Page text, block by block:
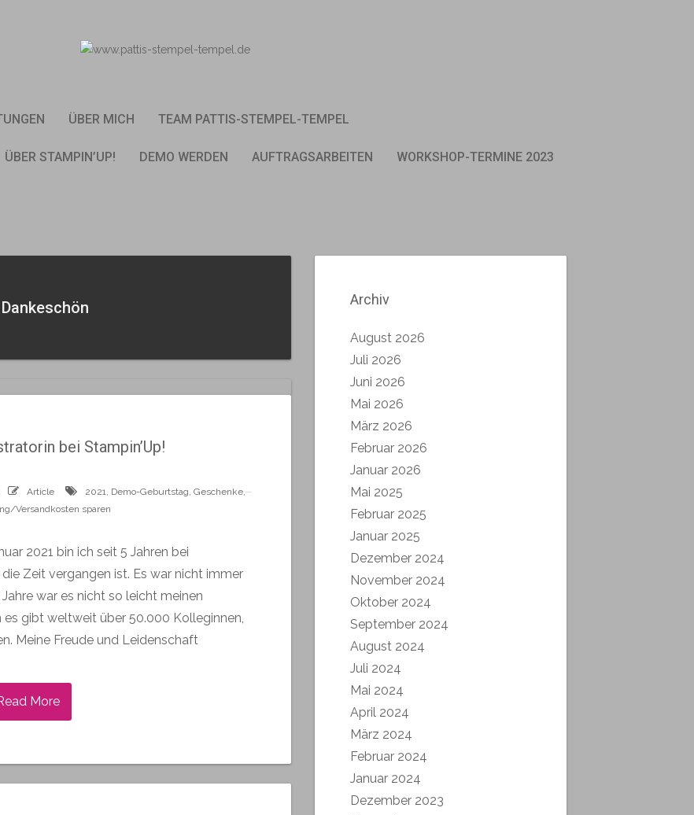
ÜBER MICH TEAM PATTIS-STEMPEL-TEMPEL
ÜBER STAMPIN’UP! DEMO WERDEN AUFTRAGSARBEITEN WORKSHOP-TERMINE 2023
bei Stampin’Up!
Article 2021, Demo-Geburtstag, Geschenke,
Versandkosten sparen
2021 bin ich seit 5 Jahren bei
Zeit vergangen ist. Es war nicht immer
war es nicht so leicht meinen
gibt weltweit über 50.000 Kolleginnen,
Meine Freude und Leidenschaft
More
Archiv
August 2026
Juli 2026
Juni 2026
Mai 2026
März 2026
Februar 2026
Januar 2026
Mai 2025
Februar 2025
Januar 2025
Dezember 2024
November 2024
Oktober 2024
September 2024
August 2024
Juli 2024
Mai 2024
April 2024
März 2024
Februar 2024
Januar 2024
Dezember 2023